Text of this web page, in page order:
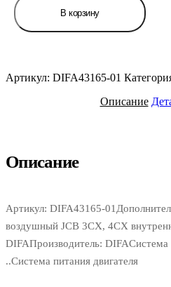
товара
Фильтр
4CX
внутренний
В корзину
Артикул: DIFA43165-01
Описание
Описание
Артикул: DIFA43165-
воздушный JCB 3CX, 4CX
DIFAПроизводитель: DIFAСистема
..Система питания двигателя